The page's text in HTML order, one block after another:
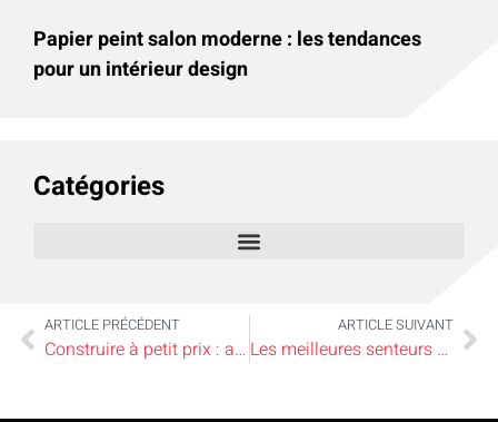
Papier peint salon moderne : les tendances
pour un intérieur design
Catégories
ARTICLE PRÉCÉDENT
Construire à petit prix : astuces pour une maison belle et économique
ARTICLE SUIVANT
Les meilleures senteurs de bougies parfumées pour chaque saison